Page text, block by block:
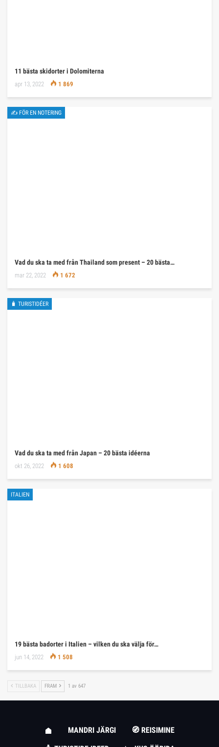
11 bästa skidorter i Dolomiterna
apr 13, 2022 1 869
✍ FÖR EN NOTERING
Vad du ska ta med från Thailand som present – 20 bästa…
mar 22, 2022 1 672
🧳 TURISTIDÉER
Vad du ska ta med från Japan – 20 bästa idéerna
okt 26, 2022 1 608
ITALIEN
19 bästa badorter i Italien – vilken du ska välja för…
jun 14, 2022 1 508
TILLBAKA FRAM 1 av 647
MANDRI JÄRGI
🧭 REISIMINE